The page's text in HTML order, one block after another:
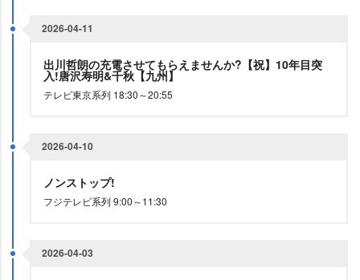
2026-04-11
出川哲朗の充電させてもらえませんか?【祝】10年目突
入!唐沢寿明&千秋【九州】
テレビ東京系列 18:30～20:55
2026-04-10
ノンストップ!
フジテレビ系列 9:00～11:30
2026-04-03